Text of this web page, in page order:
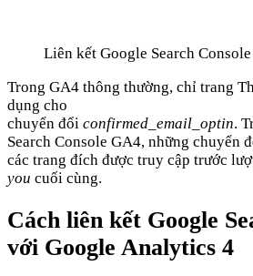
Liên kết Google Search
Trong GA4 thông thường, chỉ trang
dụng cho
chuyển đổi confirmed_email_optin.
Search Console GA4, những chuyển
các trang đích được truy cập trước
you cuối cùng.
Cách liên kết Google
với Google Analytics 4